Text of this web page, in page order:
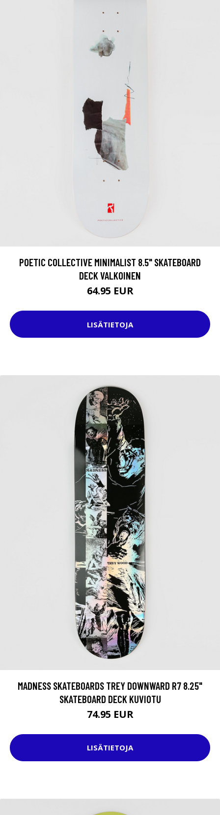
POETIC COLLECTIVE MINIMALIST 8.5" SKATEBOARD
DECK VALKOINEN
64.95 EUR
LISÄTIETOJA
MADNESS SKATEBOARDS TREY DOWNWARD R7 8.25"
SKATEBOARD DECK KUVIOTU
74.95 EUR
LISÄTIETOJA